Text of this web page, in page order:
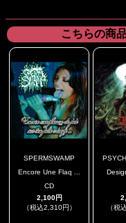
こちらの商
SPERMSWAMP
Encore Une Flaq ...
CD
2,100円
（税込2,310円）
（税